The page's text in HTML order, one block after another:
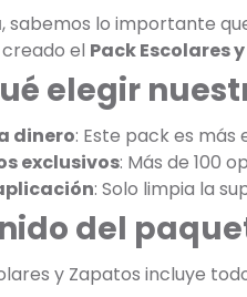
, sabemos lo importante
el Pack Escolares
elegir
dinero: Este pack es
exclusivos: Más de 100
: Solo limpia la
del
y Zapatos incluye